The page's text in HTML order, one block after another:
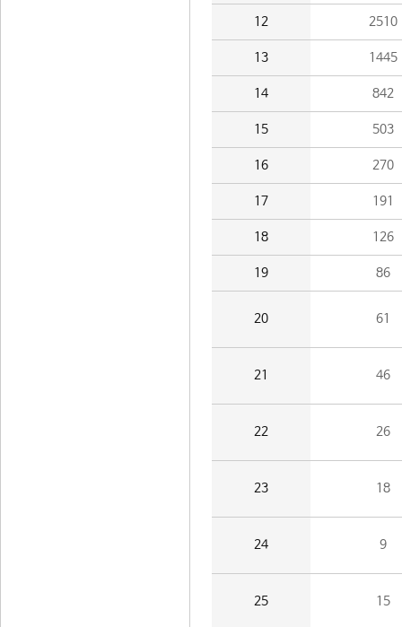
12 2510
13 1445
14 842
15 503
16 270
17 191
18 126
19 86
20 61
21 46
22 26
23 18
24 9
25 15